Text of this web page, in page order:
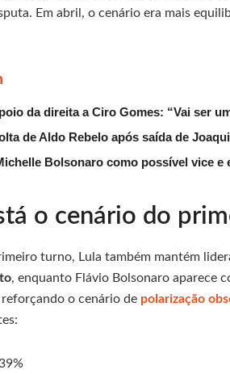
Em abril, o cenário era mais
da direita a Ciro Gomes: “Vai ser
de Aldo Rebelo após saída de
Bolsonaro como possível vice
o cenário do
turno, Lula também mantém
, enquanto Flávio Bolsonaro aparece
o cenário de polarização